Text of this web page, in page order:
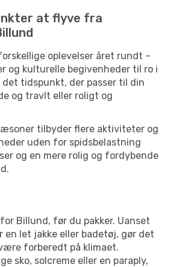
at flyve fra
oplevelser året rundt –
og kulturelle begivenheder til ro i
tidspunkt, der passer til din
og travlt eller roligt og
tilbyder flere aktiviteter og
uden for spidsbelastning
og en mere rolig og fordybende
Billund, før du pakker. Uanset
en let jakke eller badetøj, gør det
forberedt på klimaet.
sko, solcreme eller en paraply,